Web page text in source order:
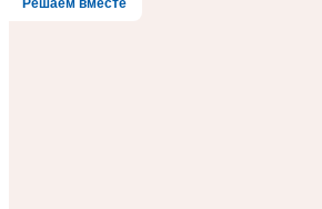
Решаем вместе